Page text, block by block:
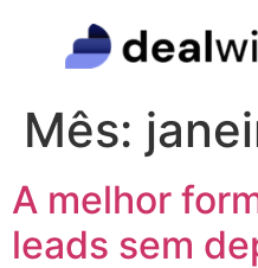
Mês:
A melhor
leads sem